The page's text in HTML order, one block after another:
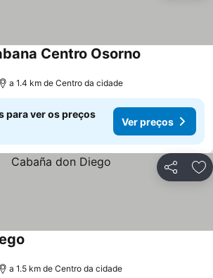
Centro Osorno
a 1.4 km de Centro da cidade
para ver os preços
Ver preços
Partilhar
a 1.5 km de Centro da cidade